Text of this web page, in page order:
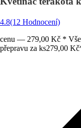
4.8(12 Hodnocení)
cenu — 279,00 Kč *
přepravu za ks279,00 Kč